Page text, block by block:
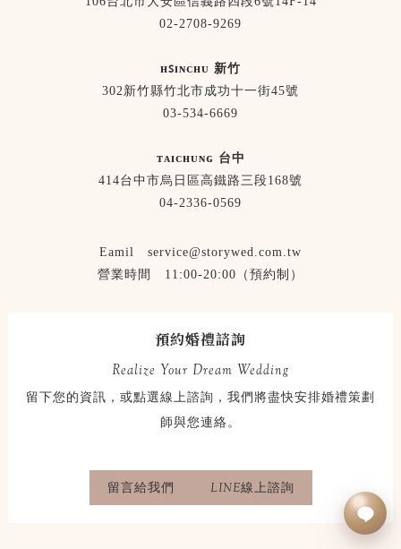
02-2708-9269
ʜꜱɪɴᴄʜᴜ 新竹
302新竹縣竹北市成功十一街45號
03-534-6669
ᴛᴀɪᴄʜᴜɴɢ 台中
414台中市烏日區高鐵路三段168號
04-2336-0569
Eamil service@storywed.com.tw
營業時間 11:00-20:00（預約制）
預約婚禮諮詢
Realize Your Dream Wedding
留下您的資訊，或點選線上諮詢，我們將盡快安排婚禮策劃
師與您連絡。
留言給我們 LINE線上諮詢